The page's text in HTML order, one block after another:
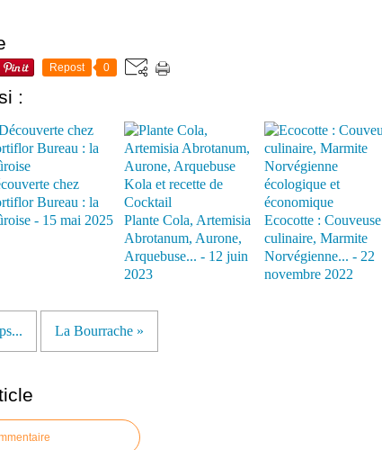
Repost 0
:
chez
Bureau : la
- 15 mai 2025
Plante Cola, Artemisia
Abrotanum, Aurone,
Arquebuse... - 12 juin
2023
Ecocotte : Couveuse
culinaire, Marmite
Norvégienne... - 22
novembre 2022
La Bourrache »